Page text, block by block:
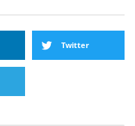
Twitter